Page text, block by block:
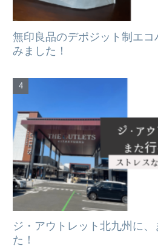
無印良品のデポジット制エコ
みました！
ジ・アウトレット北九州に、
た！